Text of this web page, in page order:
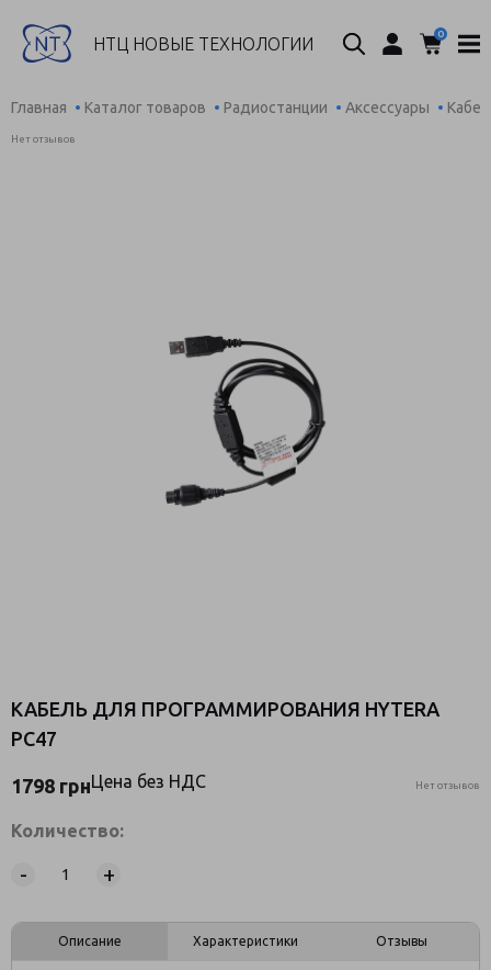
НТЦ НОВЫЕ ТЕХНОЛОГИИ
Поиск... 0
Главная Каталог товаров Радиостанции Аксессуары
Нет отзывов
КАБЕЛЬ ДЛЯ ПРОГРАММИРОВАНИЯ HYTERA
PC47
1798 грнЦена без НДС Нет отзывов
Количество:
- +
Описание Характеристики Отзывы